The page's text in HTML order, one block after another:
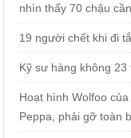
nhìn thấy 70 chậu
19 người chết khi đi
Kỹ sư hàng không
Hoạt hình Wolfoo
Peppa, phải gỡ toàn